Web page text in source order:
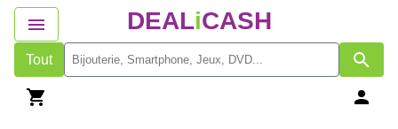
DEALiCASH
Tout